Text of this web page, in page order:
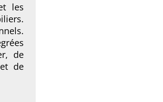
les
de
de